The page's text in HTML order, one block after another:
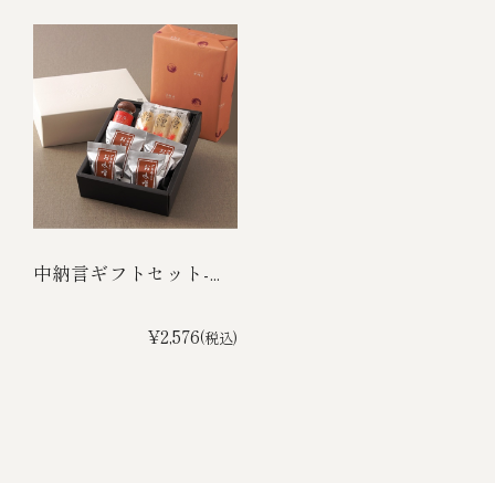
中納言ギフトセット-...
¥2,576(税込)